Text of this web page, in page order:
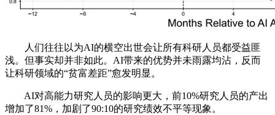
人们往往以为AI的横空出世会让所有科研人员都受益匪
浅。但事实却并非如此。AI带来的优势并未雨露均沾，反而
让科研领域的“贫富差距”愈发明显。
AI对高能力研究人员的影响更大，前10%研究人员的产出
增加了81%，加剧了90:10的研究绩效不平等现象。